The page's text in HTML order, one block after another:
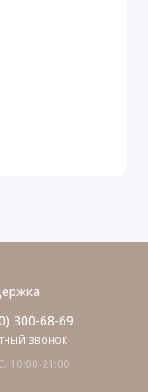
300-68-69
звонок
10:00-21:00